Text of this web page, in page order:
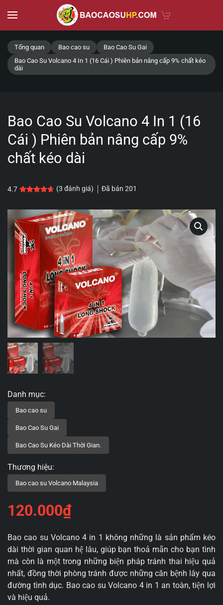
Skip to main content
Tổng quan Bao cao su
Bao Cao Su Gai
Bao Cao Su Volcano 4 In 1 (16 Cái ) Phiên bản nâng cấp 9% chất kéo
dài
Bao Cao Su Volcano 4 In 1 (16
Cái ) Phiên bản nâng cấp 9%
chất kéo dài
4.7 4.7 trên 5 dựa trên
3 đánh giá
(3 đánh giá) Đã bán 201
120.000₫
Bao cao su Volcano 4 in 1 không những là sản phẩm kéo
dài thời gian quan hệ lâu, giúp bạn thoả mãn cho bạn tình
mà còn là một trong những biện pháp tránh thai hiệu quả
nhất, đồng thời phòng tránh được những căn bệnh lây qua
đường tình dục. Bao cao su Volcano 4 in 1 an toàn, tiện lợi
và hiệu quả.